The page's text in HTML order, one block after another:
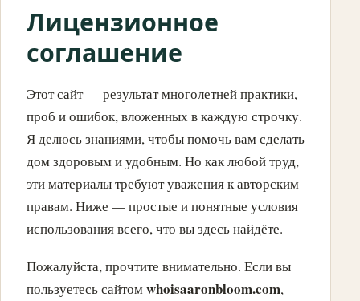
Лицензионное
соглашение
Этот сайт — результат многолетней практики,
проб и ошибок, вложенных в каждую строчку.
Я делюсь знаниями, чтобы помочь вам сделать
дом здоровым и удобным. Но как любой труд,
эти материалы требуют уважения к авторским
правам. Ниже — простые и понятные условия
использования всего, что вы здесь найдёте.
Пожалуйста, прочтите внимательно. Если вы
пользуетесь сайтомwhoisaaronbloom.com,